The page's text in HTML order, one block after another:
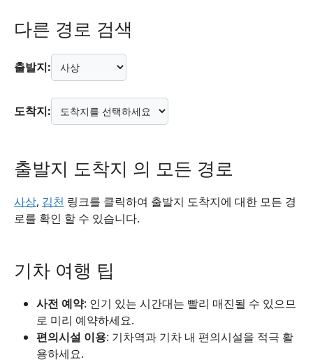
다른 경로 검색
출발지:
도착지:
출발지 도착지 의 모든 경로
사상, 김천 링크를 클릭하여 출발지 도착지에 대한 모든 경
로를 확인 할 수 있습니다.
기차 여행 팁
사전 예약: 인기 있는 시간대는 빨리 매진될 수 있으므
로 미리 예약하세요.
편의시설 이용: 기차역과 기차 내 편의시설을 적극 활
용하세요.